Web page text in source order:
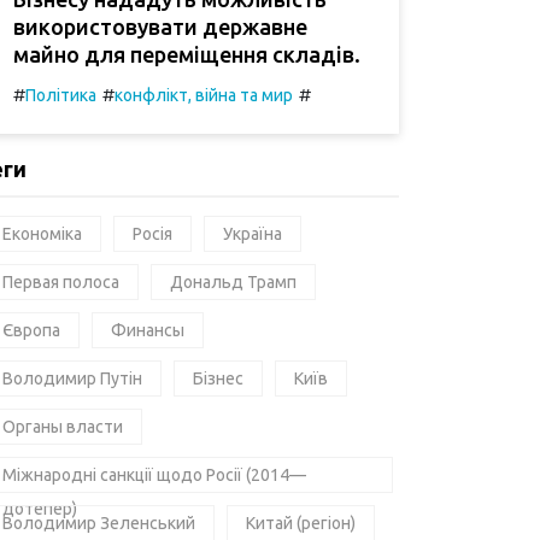
використовувати державне
майно для переміщення складів.
#Політика #конфлікт, війна та мир #
Економіка Росія Україна
Первая полоса Дональд Трамп
Європа Финансы
Володимир Путін Бізнес Київ
Органы власти
Міжнародні санкції щодо Росії (2014—
дотепер)
Володимир Зеленський Китай (регіон)